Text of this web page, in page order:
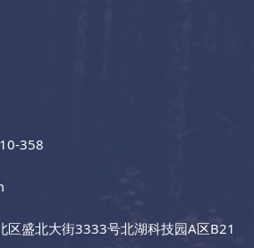
358
区盛北大街3333号北湖科技园A区B21